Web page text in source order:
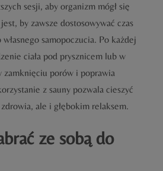
sesji, aby organizm mógł się
by zawsze dostosowywać czas
samopoczucia. Po każdej
ciała pod prysznicem lub w
zamknięciu porów i poprawia
z sauny pozwala cieszyć
ale i głębokim relaksem.
ze sobą do